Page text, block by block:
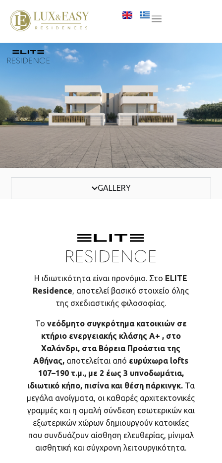
GALLERY
Η ιδιωτικότητα είναι προνόμιο. Στο ELITE
Residence, αποτελεί βασικό στοιχείο όλης
της σχεδιαστικής φιλοσοφίας.
Το νεόδμητο συγκρότημα κατοικιών σε
κτήριο ενεργειακής κλάσης Α+ , στο
Χαλάνδρι, στα Βόρεια Προάστια της
Αθήνας, αποτελείται από ευρύχωρα lofts
107–190 τ.μ., με 2 έως 3 υπνοδωμάτια,
ιδιωτικό κήπο, πισίνα και θέση πάρκινγκ.Τα
μεγάλα ανοίγματα, οι καθαρές αρχιτεκτονικές
γραμμές και η ομαλή σύνδεση εσωτερικών και
εξωτερικών χώρων δημιουργούν κατοικίες
που συνδυάζουν αίσθηση ελευθερίας, μίνιμαλ
αισθητική και σύγχρονη λειτουργικότητα.